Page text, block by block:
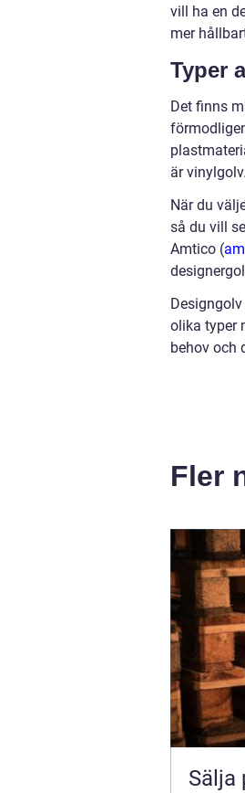
vill ha en
mer
Typer
Det finns
är
När du
så du vill
Amtico (
olika typer
behov och
Fler
Sälja